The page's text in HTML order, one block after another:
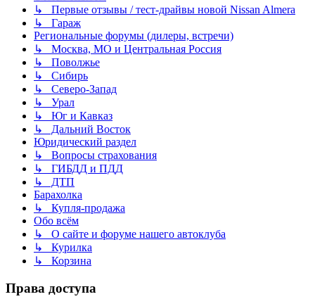
↳ Первые отзывы / тест-драйвы новой Nissan Almera
↳ Гараж
Региональные форумы (дилеры, встречи)
↳ Москва, МО и Центральная Россия
↳ Поволжье
↳ Сибирь
↳ Северо-Запад
↳ Урал
↳ Юг и Кавказ
↳ Дальний Восток
Юридический раздел
↳ Вопросы страхования
↳ ГИБДД и ПДД
↳ ДТП
Барахолка
↳ Купля-продажа
Обо всём
↳ О сайте и форуме нашего автоклуба
↳ Курилка
↳ Корзина
Права доступа